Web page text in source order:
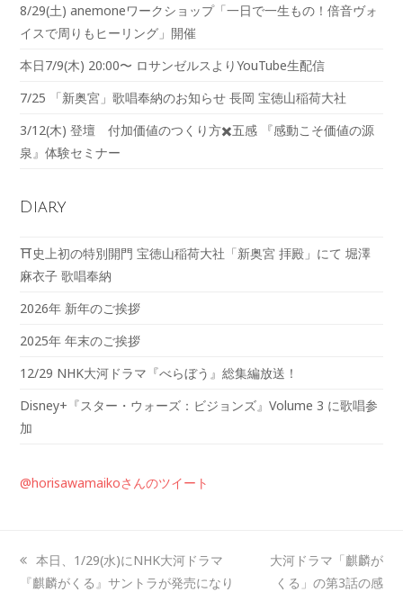
8/29(土) anemoneワークショップ「一日で一生もの！倍音ヴォ
イスで周りもヒーリング」開催
本日7/9(木) 20:00〜 ロサンゼルスよりYouTube生配信
7/25 「新奥宮」歌唱奉納のお知らせ 長岡 宝徳山稲荷大社
3/12(木) 登壇 付加価値のつくり方✖️五感 『感動こそ価値の源
泉』体験セミナー
Diary
⛩️史上初の特別開門 宝徳山稲荷大社「新奥宮 拝殿」にて 堀澤
麻衣子 歌唱奉納
2026年 新年のご挨拶
2025年 年末のご挨拶
12/29 NHK大河ドラマ『べらぼう』総集編放送！
Disney+『スター・ウォーズ：ビジョンズ』Volume 3 に歌唱参
加
@horisawamaikoさんのツイート
本日、1/29(水)にNHK大河ドラマ
『麒麟がくる』サントラが発売になり
大河ドラマ「麒麟が
くる」の第3話の感